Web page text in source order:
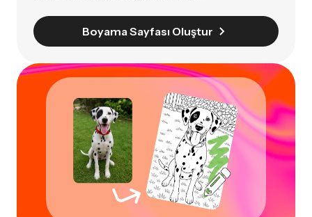
Boyama Sayfası Oluştur